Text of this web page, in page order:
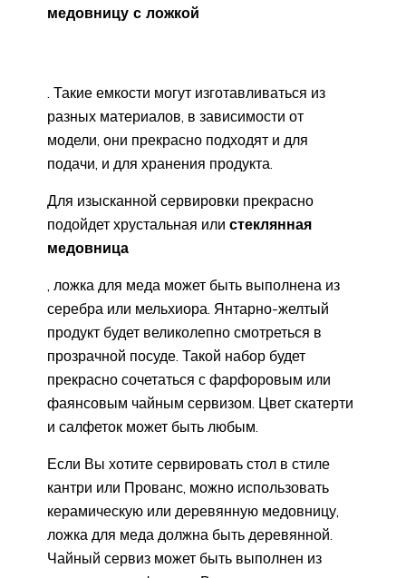
медовницу с ложкой
. Такие емкости могут изготавливаться из
разных материалов, в зависимости от
модели, они прекрасно подходят и для
подачи, и для хранения продукта.
Для изысканной сервировки прекрасно
подойдет хрустальная или стеклянная
медовница
, ложка для меда может быть выполнена из
серебра или мельхиора. Янтарно-желтый
продукт будет великолепно смотреться в
прозрачной посуде. Такой набор будет
прекрасно сочетаться с фарфоровым или
фаянсовым чайным сервизом. Цвет скатерти
и салфеток может быть любым.
Если Вы хотите сервировать стол в стиле
кантри или Прованс, можно использовать
керамическую или деревянную медовницу,
ложка для меда должна быть деревянной.
Чайный сервиз может быть выполнен из